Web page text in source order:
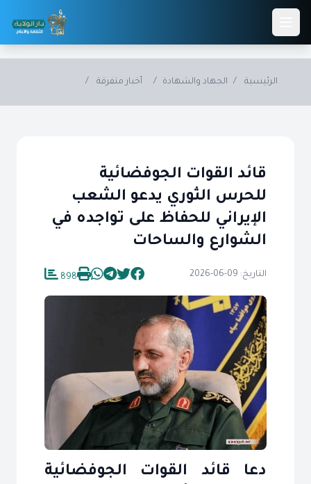
Skip to main content
الرئيسية / الجهاد والشهادة / أخبار متفرقة /
قائد القوات الجوفضائية
للحرس الثوري يدعو الشعب
الإيراني للحفاظ على تواجده في
الشوارع والساحات
التاريخ: 09-06-2026 898
دعا قائد القوات الجوفضائية